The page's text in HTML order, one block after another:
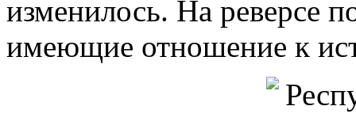
изменилось. На реверсе
имеющие отношение к